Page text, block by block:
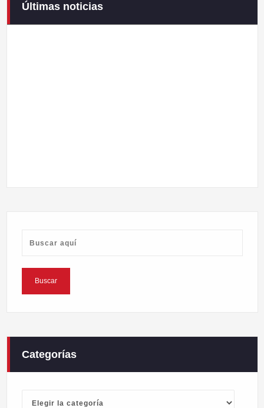
Últimas noticias
Campaneirus 2026
Categorías